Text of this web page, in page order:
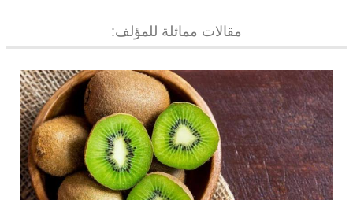
مقالات مماثلة للمؤلف: